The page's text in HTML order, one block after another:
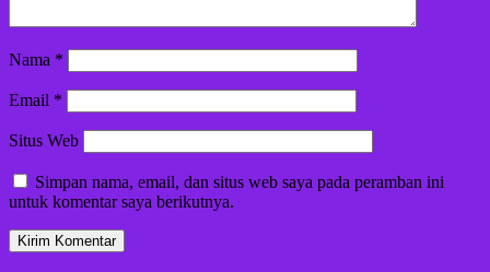
Nama *
Email *
Situs Web
Simpan nama, email, dan situs web saya pada peramban ini
untuk komentar saya berikutnya.